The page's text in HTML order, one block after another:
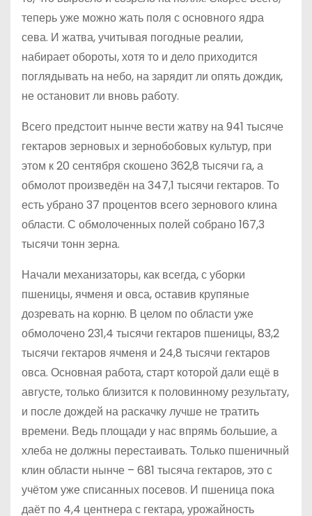
теперь уже можно жать поля с основного ядра
сева. И жатва, учитывая погодные реалии,
набирает обороты, хотя то и дело приходится
поглядывать на небо, на зарядит ли опять дождик,
не остановит ли вновь работу.
Всего предстоит нынче вести жатву на 941 тысяче
гектаров зерновых и зернобобовых культур, при
этом к 20 сентября скошено 362,8 тысячи га, а
обмолот произведён на 347,1 тысячи гектаров. То
есть убрано 37 процентов всего зернового клина
области. С обмолоченных полей собрано 167,3
тысячи тонн зерна.
Начали механизаторы, как всегда, с уборки
пшеницы, ячменя и овса, оставив крупяные
дозревать на корню. В целом по области уже
обмолочено 231,4 тысячи гектаров пшеницы, 83,2
тысячи гектаров ячменя и 24,8 тысячи гектаров
овса. Основная работа, старт которой дали ещё в
августе, только близится к половинному результату,
и после дождей на раскачку лучше не тратить
времени. Ведь площади у нас впрямь большие, а
хлеба не должны перестаивать. Только пшеничный
клин области нынче – 681 тысяча гектаров, это с
учётом уже списанных посевов. И пшеница пока
даёт по 4,4 центнера с гектара, урожайность